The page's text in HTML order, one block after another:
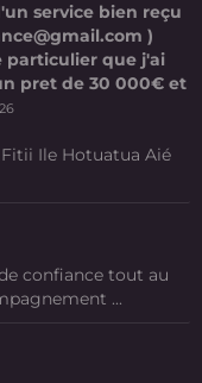
service bien reçu
)
particulier que j'ai
pret de 30 000€ et
Ile Hotuatua Aié
confiance tout au
...